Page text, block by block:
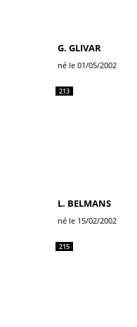
G. GLIVAR
né le 01/05/2002
213
L. BELMANS
né le 15/02/2002
215